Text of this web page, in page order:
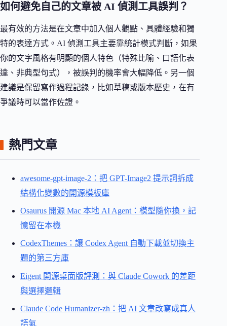
如何避免自己的文章被 AI 偵測工具誤判？
最有效的方法是在文章中加入個人觀點、具體經驗和獨
特的表達方式。AI 偵測工具主要靠統計模式判斷，如果
你的文字風格有明顯的個人特色（特殊比喻、口語化表
達、非典型句式），被誤判的機率會大幅降低。另一個
建議是保留寫作過程記錄，比如草稿或版本歷史，在有
爭議時可以當作佐證。
熱門文章
awesome-gpt-image-2：把 GPT-Image2 提示詞拆成
結構化變數的開源模板庫
Osaurus 開源 Mac 本地 AI Agent：模型隨你換，記
憶留在本機
CodexThemes：讓 Codex Agent 自動下載並切換主
題的第三方庫
Eigent 開源桌面版評測：與 Claude Cowork 的差距
與選擇邏輯
Claude Code Humanizer-zh：把 AI 文章改寫成真人
語氣